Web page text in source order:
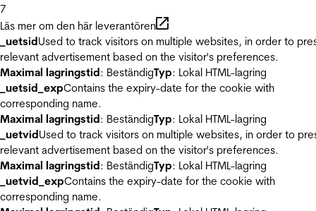
7
Läs mer om den här leverantören
_uetsidUsed to track visitors on multiple websites, in order to
relevant advertisement based on the visitor's preferences.
Maximal lagringstid: BeständigTyp: Lokal HTML-lagring
_uetsid_expContains the expiry-date for the cookie with
corresponding name.
Maximal lagringstid: BeständigTyp: Lokal HTML-lagring
_uetvidUsed to track visitors on multiple websites, in order to
relevant advertisement based on the visitor's preferences.
Maximal lagringstid: BeständigTyp: Lokal HTML-lagring
_uetvid_expContains the expiry-date for the cookie with
corresponding name.